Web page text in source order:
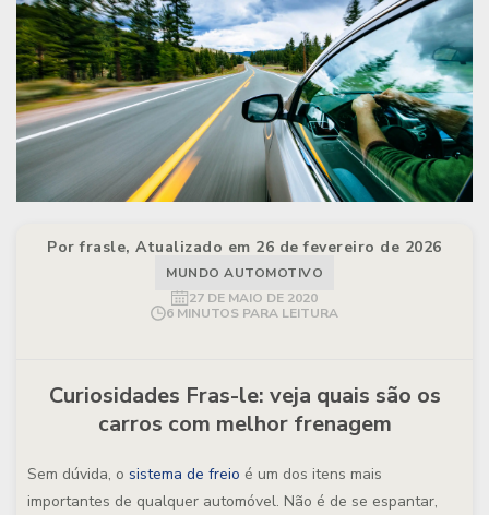
Por frasle, Atualizado em 26 de fevereiro de 2026
MUNDO AUTOMOTIVO
27 DE MAIO DE 2020
6 MINUTOS PARA LEITURA
Curiosidades Fras-le: veja quais são os
carros com melhor frenagem
Sem dúvida, o sistema de freio é um dos itens mais
importantes de qualquer automóvel. Não é de se espantar,